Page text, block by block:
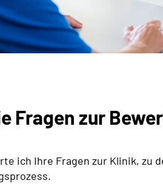
Fragen zur
ich Ihre Fragen zur Klinik, zu